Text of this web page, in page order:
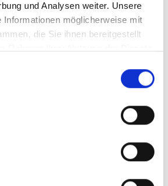
und Analysen weiter. Unsere
Informationen möglicherweise mit
die Sie ihnen bereitgestellt